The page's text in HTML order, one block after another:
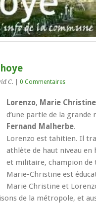
C. 0 Commentaires
Lorenzo, Marie Christine
d’une partie de la
Fernand Malherbe.
Lorenzo est tahitien. Il
athlète de haut niveau
et militaire, champion de
Marie-Christine est
Marie Christine et
de la métropole, et